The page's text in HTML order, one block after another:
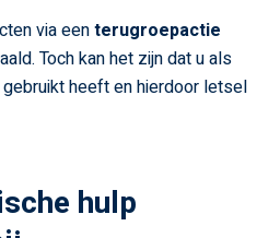
via eenterugroepactie
Toch kan het zijn dat u als
heeft en hierdoor letsel
hulp